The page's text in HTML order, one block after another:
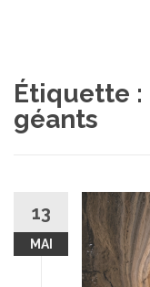
Étiquette :
géants
13
MAI